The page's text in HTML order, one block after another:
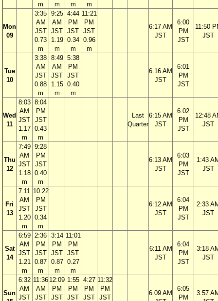
m
m
m
m
Mon
09
3:35
AM
JST
0.73
m
9:25
AM
JST
1.19
m
4:44
PM
JST
0.34
m
11:21
PM
JST
0.96
m
6:17 AM
JST
6:00
PM
JST
11:50
JST
Tue
10
3:38
AM
JST
0.88
m
8:49
AM
JST
1.15
m
5:38
PM
JST
0.40
m
6:16 AM
JST
6:01
PM
JST
Wed
11
8:03
AM
JST
1.17
m
8:04
PM
JST
0.43
m
Last
Quarter
6:15 AM
JST
6:02
PM
JST
12:48
JST
Thu
12
7:49
AM
JST
1.18
m
9:28
PM
JST
0.40
m
6:13 AM
JST
6:03
PM
JST
1:43
JST
Fri
13
7:11
AM
JST
1.20
m
10:22
PM
JST
0.34
m
6:12 AM
JST
6:04
PM
JST
2:33
JST
Sat
14
6:59
AM
JST
1.21
m
2:36
PM
JST
0.87
m
3:14
PM
JST
0.87
m
11:01
PM
JST
0.27
m
6:11 AM
JST
6:04
PM
JST
3:18
JST
Sun
6:32
AM
JST
11:36
AM
JST
12:09
PM
JST
1:55
PM
JST
4:27
PM
JST
11:32
PM
JST
6:09 AM
6:05
PM
3:57